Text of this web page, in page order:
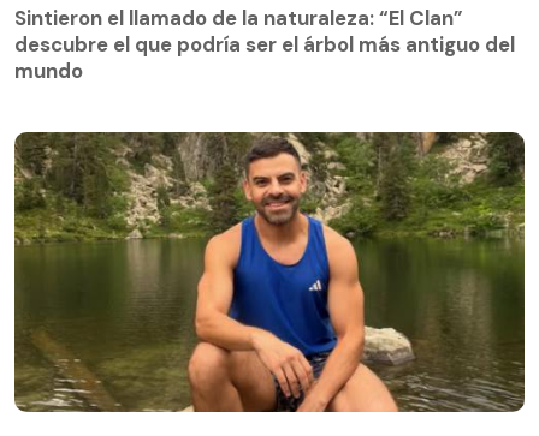
descubre el que podría ser el árbol más antiguo del
mundo
Sintieron el llamado de la naturaleza: “El Clan”
descubre el que podría ser el árbol más antiguo del
mundo